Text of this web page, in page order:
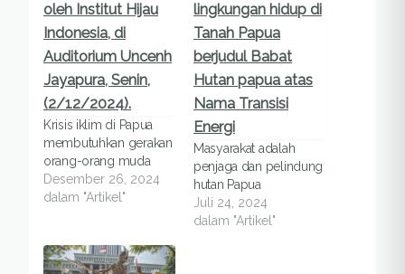
Krisis iklim di Papua
membutuhkan gerakan
orang-orang muda
Desember 26, 2024
dalam "Artikel"
Masyarakat adalah
penjaga dan pelindung
hutan Papua
Juli 24, 2024
dalam "Artikel"